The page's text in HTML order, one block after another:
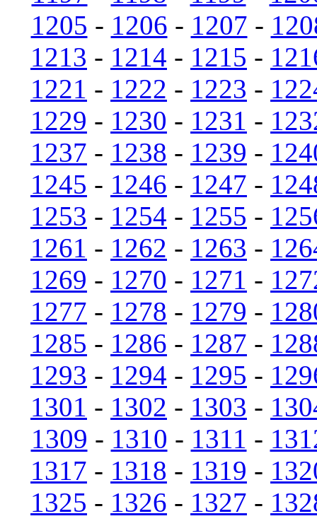
1205 - 1206 - 1207 -
1213 - 1214 - 1215 -
1221 - 1222 - 1223 -
1229 - 1230 - 1231 -
1237 - 1238 - 1239 -
1245 - 1246 - 1247 -
1253 - 1254 - 1255 -
1261 - 1262 - 1263 -
1269 - 1270 - 1271 -
1277 - 1278 - 1279 -
1285 - 1286 - 1287 -
1293 - 1294 - 1295 -
1301 - 1302 - 1303 -
1309 - 1310 - 1311 -
1317 - 1318 - 1319 -
1325 - 1326 - 1327 -